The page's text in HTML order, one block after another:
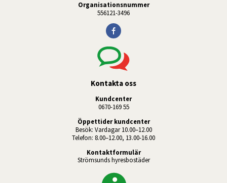
Organisationsnummer
556121-3496
Kontakta oss
Kundcenter
0670-169 55
Öppettider kundcenter
Besök: Vardagar 10.00–12.00
Telefon: 8.00–12.00, 13.00-16.00
Kontaktformulär
Strömsunds hyresbostäder